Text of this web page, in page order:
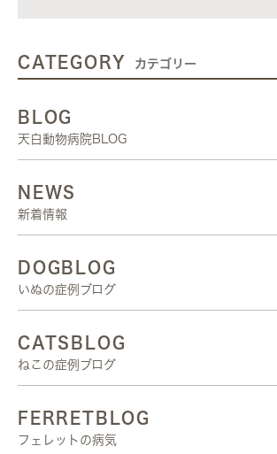
CATEGORY カテゴリー
BLOG
天白動物病院BLOG
NEWS
新着情報
DOGBLOG
いぬの症例ブログ
CATSBLOG
ねこの症例ブログ
FERRETBLOG
フェレットの病気